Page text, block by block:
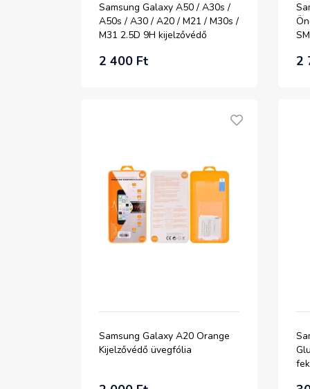
Samsung Galaxy A50 / A30s /
A50s / A30 / A20 / M21 / M30s /
M31 2.5D 9H kijelzővédő
2 400 Ft 2
Samsung Galaxy A20 Orange
Kijelzővédő üvegfólia